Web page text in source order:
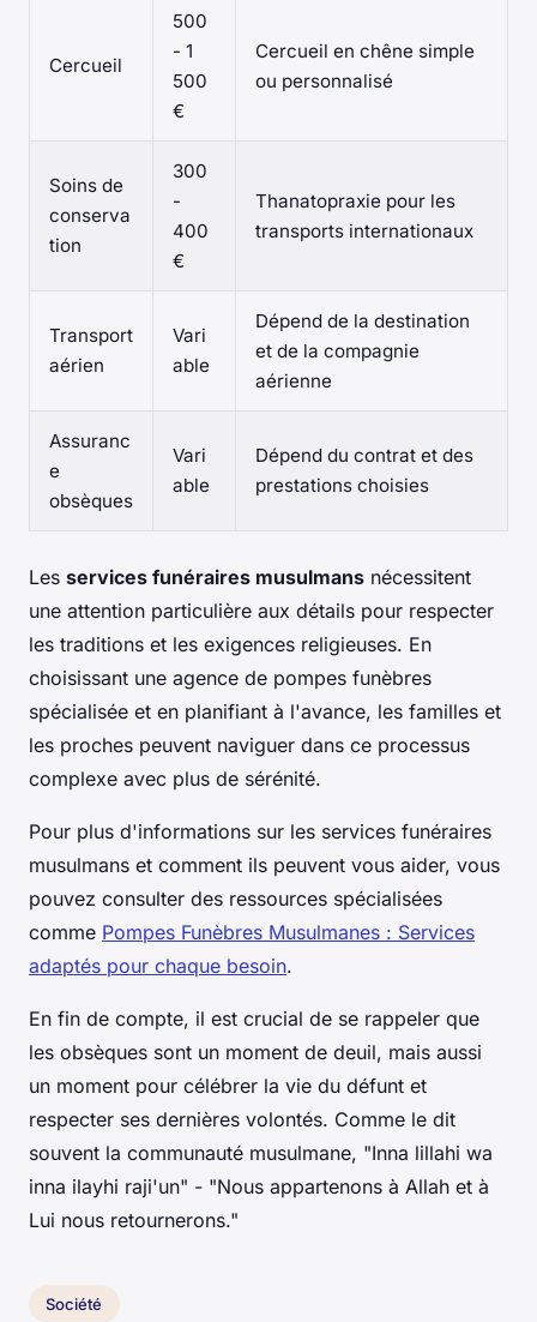
Cercueil
500
- 1
500
€
Cercueil en chêne simple
ou personnalisé
Soins de
conserva
tion
300
-
400
€
Thanatopraxie pour les
transports internationaux
Transport
aérien
Vari
able
Dépend de la destination
et de la compagnie
aérienne
Assuranc
e
obsèques
Vari
able
Dépend du contrat et des
prestations choisies
Les services funéraires musulmans nécessitent
une attention particulière aux détails pour respecter
les traditions et les exigences religieuses. En
choisissant une agence de pompes funèbres
spécialisée et en planifiant à l'avance, les familles et
les proches peuvent naviguer dans ce processus
complexe avec plus de sérénité.
Pour plus d'informations sur les services funéraires
musulmans et comment ils peuvent vous aider, vous
pouvez consulter des ressources spécialisées
comme Pompes Funèbres Musulmanes : Services
adaptés pour chaque besoin.
En fin de compte, il est crucial de se rappeler que
les obsèques sont un moment de deuil, mais aussi
un moment pour célébrer la vie du défunt et
respecter ses dernières volontés. Comme le dit
souvent la communauté musulmane, "Inna lillahi wa
inna ilayhi raji'un" - "Nous appartenons à Allah et à
Lui nous retournerons."
Société